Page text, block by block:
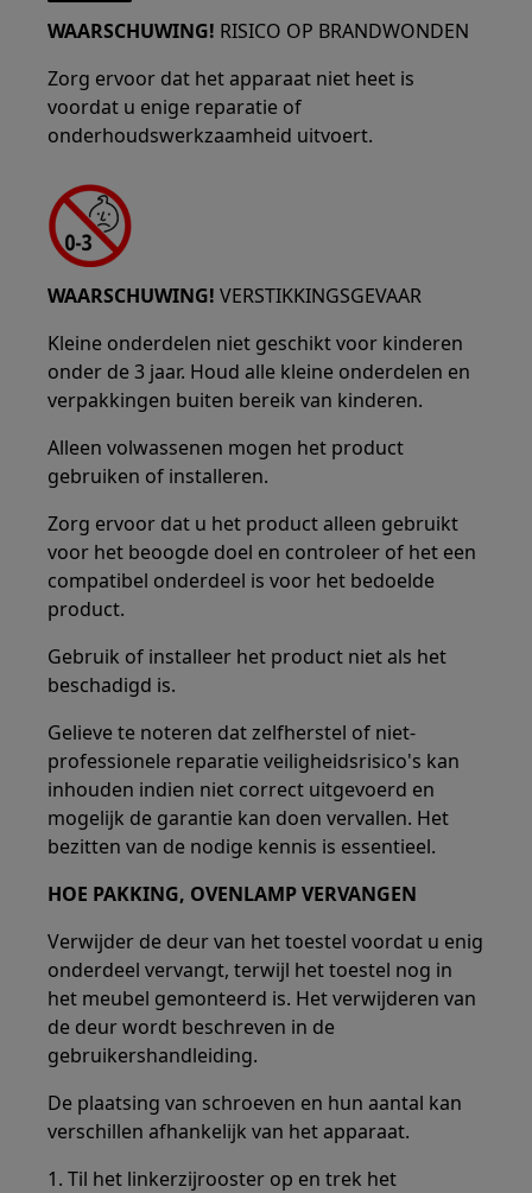
WAARSCHUWING! RISICO OP BRANDWONDEN
Zorg ervoor dat het apparaat niet heet is
voordat u enige reparatie of
onderhoudswerkzaamheid uitvoert.
WAARSCHUWING! VERSTIKKINGSGEVAAR
Kleine onderdelen niet geschikt voor kinderen
onder de 3 jaar. Houd alle kleine onderdelen en
verpakkingen buiten bereik van kinderen.
Alleen volwassenen mogen het product
gebruiken of installeren.
Zorg ervoor dat u het product alleen gebruikt
voor het beoogde doel en controleer of het een
compatibel onderdeel is voor het bedoelde
product.
Gebruik of installeer het product niet als het
beschadigd is.
Gelieve te noteren dat zelfherstel of niet-
professionele reparatie veiligheidsrisico's kan
inhouden indien niet correct uitgevoerd en
mogelijk de garantie kan doen vervallen. Het
bezitten van de nodige kennis is essentieel.
HOE PAKKING, OVENLAMP VERVANGEN
Verwijder de deur van het toestel voordat u enig
onderdeel vervangt, terwijl het toestel nog in
het meubel gemonteerd is. Het verwijderen van
de deur wordt beschreven in de
gebruikershandleiding.
De plaatsing van schroeven en hun aantal kan
verschillen afhankelijk van het apparaat.
1. Til het linkerzijrooster op en trek het